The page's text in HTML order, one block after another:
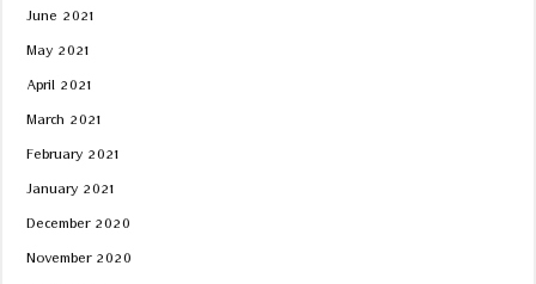
June 2021
May 2021
April 2021
March 2021
February 2021
January 2021
December 2020
November 2020